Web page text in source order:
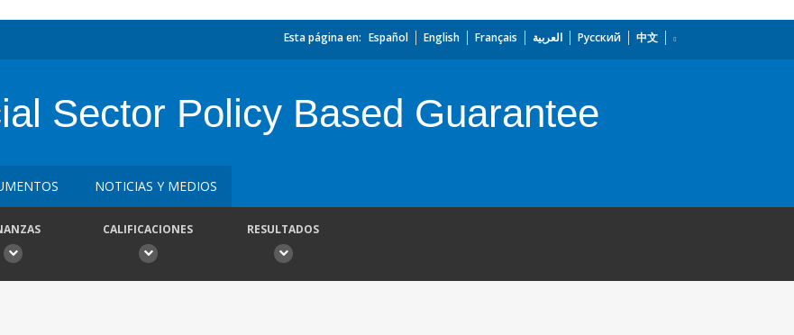
Esta página en: Español English Français العربية Русский 中文
Sector Policy Based Guarantee
NOTICIAS Y MEDIOS
CALIFICACIONES RESULTADOS